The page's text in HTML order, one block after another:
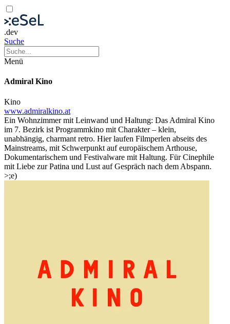
.dev
Suche
Menü
Admiral Kino
Kino
www.admiralkino.at
Ein Wohnzimmer mit Leinwand und Haltung: Das Admiral Kino
im 7. Bezirk ist Programmkino mit Charakter – klein,
unabhängig, charmant retro. Hier laufen Filmperlen abseits des
Mainstreams, mit Schwerpunkt auf europäischem Arthouse,
Dokumentarischem und Festivalware mit Haltung. Für Cinephile
mit Liebe zur Patina und Lust auf Gespräch nach dem Abspann.
>;e)